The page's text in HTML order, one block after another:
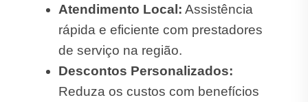
Atendimento Local: Assistência
rápida e eficiente com prestadores
de serviço na região.
Descontos Personalizados:
Reduza os custos com benefícios